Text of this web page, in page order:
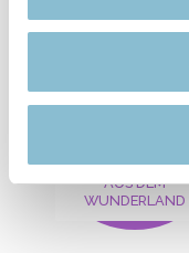
AUS DEM
WUNDERLAND